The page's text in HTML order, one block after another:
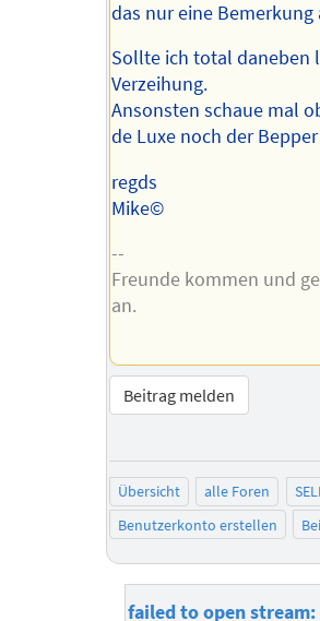
das nur eine Bemerkung
Sollte ich total daneben
Verzeihung.
Ansonsten schaue mal
de Luxe noch der
regds
Mike©
--
Freunde kommen und
an.
Beitrag melden
Übersicht alle Foren
Benutzerkonto erstellen
failed to open